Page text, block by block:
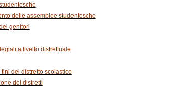
delle assemblee studentesche
genitori
a livello distrettuale
del distretto scolastico
dei distretti